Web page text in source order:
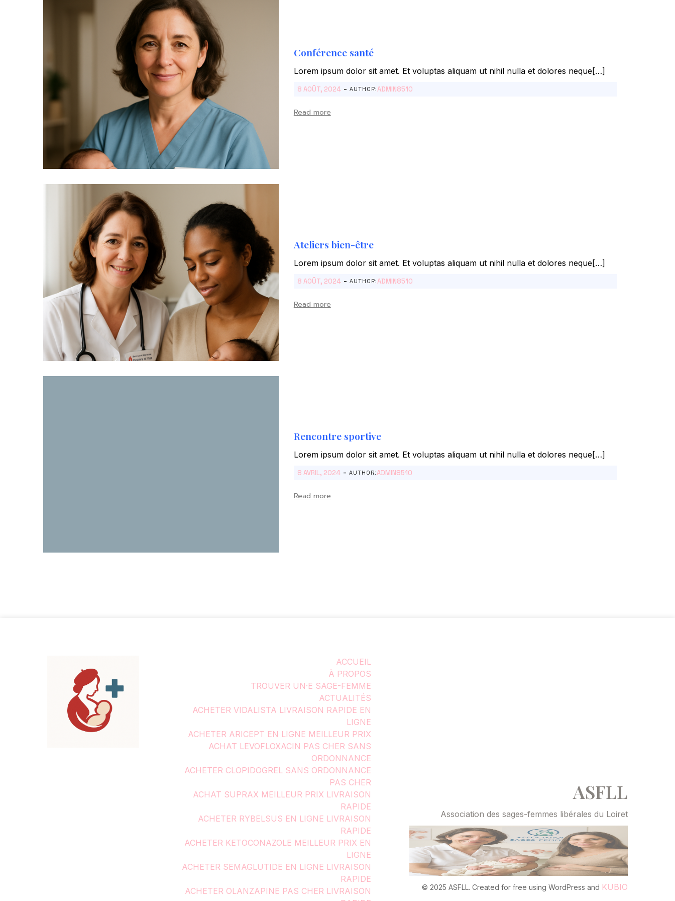
Conférence santé
Lorem ipsum dolor sit amet. Et voluptas aliquam ut nihil nulla et dolores neque[…]
8 AOÛT, 2024 - AUTHOR:ADMIN8510
Read more
Ateliers bien-être
Lorem ipsum dolor sit amet. Et voluptas aliquam ut nihil nulla et dolores neque[…]
8 AOÛT, 2024 - AUTHOR:ADMIN8510
Read more
Rencontre sportive
Lorem ipsum dolor sit amet. Et voluptas aliquam ut nihil nulla et dolores neque[…]
8 AVRIL, 2024 - AUTHOR:ADMIN8510
Read more
ACCUEIL
À PROPOS
TROUVER UN·E SAGE-FEMME
ACTUALITÉS
ACHETER VIDALISTA LIVRAISON RAPIDE EN
LIGNE
ACHETER ARICEPT EN LIGNE MEILLEUR PRIX
ACHAT LEVOFLOXACIN PAS CHER SANS
ORDONNANCE
ACHETER CLOPIDOGREL SANS ORDONNANCE
PAS CHER
ACHAT SUPRAX MEILLEUR PRIX LIVRAISON
RAPIDE
ACHETER RYBELSUS EN LIGNE LIVRAISON
RAPIDE
ACHETER KETOCONAZOLE MEILLEUR PRIX EN
LIGNE
ACHETER SEMAGLUTIDE EN LIGNE LIVRAISON
RAPIDE
ACHETER OLANZAPINE PAS CHER LIVRAISON
ASFLL
Association des sages-femmes libérales du Loiret
© 2025 ASFLL. Created for free using WordPress and KUBIO